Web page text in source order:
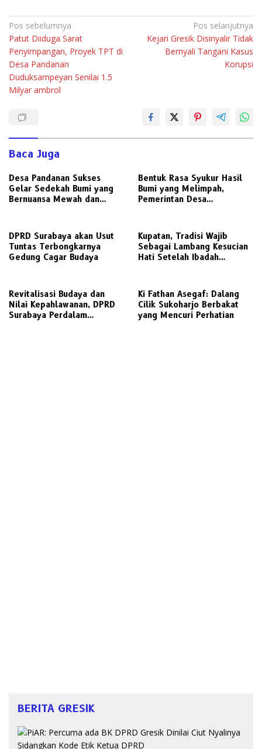
Navigasi
pos
Pos sebelumnya
Patut Diiduga Sarat
Penyimpangan, Proyek TPT di
Desa Pandanan
Duduksampeyan Senilai 1.5
Milyar ambrol
Pos selanjutnya
Kejari Gresik Disinyalir Tidak
Bernyali Tangani Kasus
Korupsi
Baca Juga
Desa Pandanan Sukses
Gelar Sedekah Bumi yang
Bernuansa Mewah dan
Bentuk Rasa Syukur Hasil
Bumi yang Melimpah,
Pemerintan Desa
DPRD Surabaya akan Usut
Tuntas Terbongkarnya
Gedung Cagar Budaya
Kupatan, Tradisi Wajib
Sebagai Lambang Kesucian
Hati Setelah Ibadah
Revitalisasi Budaya dan
Nilai Kepahlawanan, DPRD
Surabaya Perdalam
Ki Fathan Asegaf: Dalang
Cilik Sukoharjo Berbakat
yang Mencuri Perhatian
BERITA GRESIK